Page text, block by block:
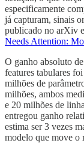
especificamente
já capturam, sinais
publicado no arXiv
Needs Attention:
O ganho absoluto
features tabulares
milhões de
milhões, ambos
e 20 milhões de
entregou ganho
estima ser 3 vezes
modelo que move o